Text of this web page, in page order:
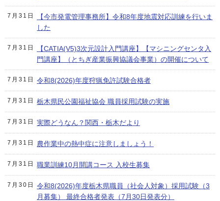
7月31日
【今市発電管理事務所】令和8年度地震対応訓練を行いま
した
7月31日
【CATIA(V5)3次元設計入門講座】【マシニングセンタ入
門講座】（とちぎ産業振興協議会事業）の開催について
7月31日 令和8(2026)年度狩猟免許試験合格者
7月31日 栃木県民公園福祉協会 職員採用試験の実施
7月31日 実際どうなん？関西・栃木だより
7月31日 農作業中の熱中症に注意しましょう！
7月31日 職業訓練10月開講コース 入校生募集
7月30日
令和8(2026)年度栃木県職員（社会人対象）採用試験（3
月募集） 最終合格者発表（7月30日発表分）